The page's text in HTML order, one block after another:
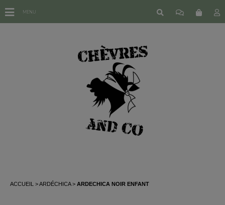
ACCUEIL ARDÉCHICA ARDECHICA NOIR ENFANT
MENU